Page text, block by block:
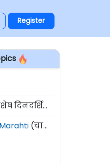
Register
दिनदर्शिका)
(चालू घडामोडी)